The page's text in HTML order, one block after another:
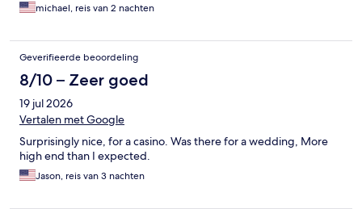
michael, reis van 2 nachten
Geverifieerde beoordeling
8/10 – Zeer goed
19 jul 2026
Vertalen met Google
Surprisingly nice, for a casino. Was there for a wedding, More
high end than I expected.
Jason, reis van 3 nachten